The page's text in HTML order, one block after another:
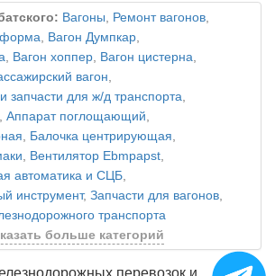
Вагоны, Ремонт вагонов,
, Вагон Думпкар,
, Вагон хоппер, Вагон цистерна,
вагон,
запчасти для ж/д транспорта,
, Аппарат поглощающий,
, Балочка центрирующая,
, Вентилятор Ebmpapst,
автоматика и СЦБ,
инструмент, Запчасти для вагонов,
транспорта
больше категорий
перевозок и